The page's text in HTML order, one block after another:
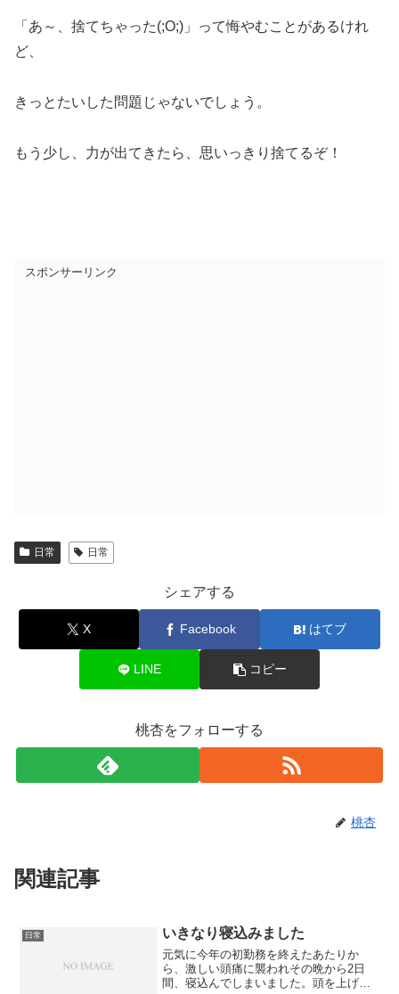
「あ～、捨てちゃった(;O;)」って悔やむことがあるけれ
ど、
きっとたいした問題じゃないでしょう。
もう少し、力が出てきたら、思いっきり捨てるぞ！
スポンサーリンク
日常 日常
シェアする
X Facebook はてブ
LINE コピー
桃杏をフォローする
桃杏
関連記事
日常 いきなり寝込みました
元気に今年の初勤務を終えたあたりか
ら、激しい頭痛に襲われその晩から2日
間、寝込んでしまいました。頭を上げる